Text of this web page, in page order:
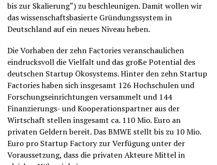
bis zur Skalierung“) zu beschleunigen. Damit wollen wir
das wissenschaftsbasierte Gründungssystem in
Deutschland auf ein neues Niveau heben.
Die Vorhaben der zehn Factories veranschaulichen
eindrucksvoll die Vielfalt und das große Potential des
deutschen Startup Ökosystems. Hinter den zehn Startup
Factories haben sich insgesamt 126 Hochschulen und
Forschungseinrichtungen versammelt und 144
Finanzierungs- und Kooperationspartner aus der
Wirtschaft stellen insgesamt ca. 110 Mio. Euro an
privaten Geldern bereit. Das BMWE stellt bis zu 10 Mio.
Euro pro Startup Factory zur Verfügung unter der
Voraussetzung, dass die privaten Akteure Mittel in